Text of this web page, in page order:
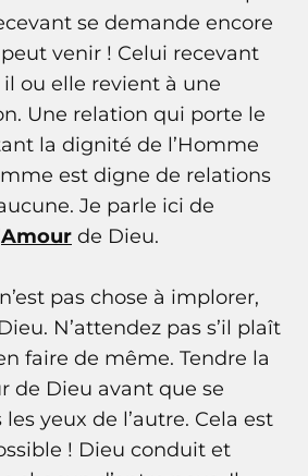
se demande encore
venir ! Celui recevant
il ou elle revient à une
Une relation qui porte le
la dignité de l’Homme
est digne de relations
Je parle ici de
Amour de Dieu.
pas chose à implorer,
N’attendez pas s’il plaît
faire de même. Tendre la
de Dieu avant que se
yeux de l’autre. Cela est
! Dieu conduit et